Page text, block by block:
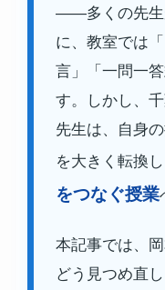
——多くの先生
に、教室では
言」「一問一
す。しかし、
先生は、自身
を大きく転換
をつなぐ授業
本記事では、
どう見つめ直